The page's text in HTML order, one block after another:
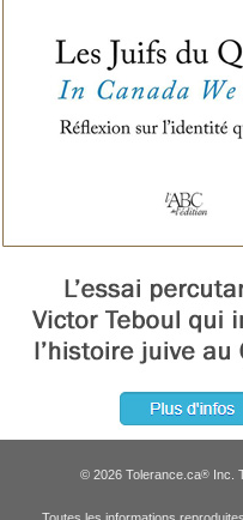
© 2026 Tolerance.ca®Inc.